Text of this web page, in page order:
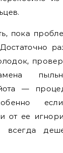
пока
—
от ее
всегда